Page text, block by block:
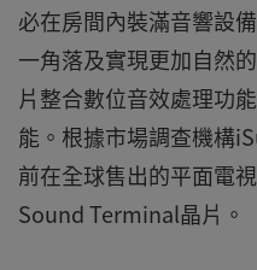
必在房間內裝滿音響設
一角落及實現更加自然
片整合數位音效處理功
能。根據市場調查機構
前在全球售出的平面電
Sound Terminal晶片。